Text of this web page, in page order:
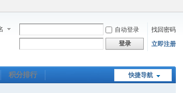
自动登录
找回密码
登录 立即注册
快捷导航
积分排行